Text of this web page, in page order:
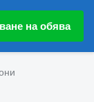
на обява